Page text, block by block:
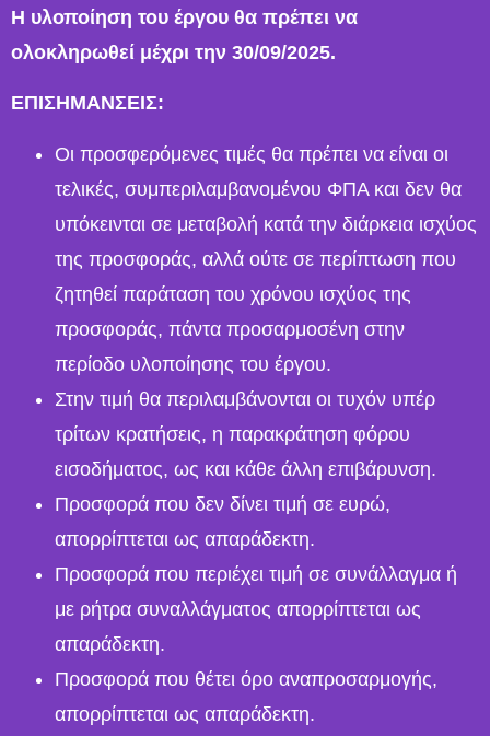
Η υλοποίηση του έργου θα πρέπει να
ολοκληρωθεί μέχρι την 30/09/2025.
ΕΠΙΣΗΜΑΝΣΕΙΣ:
Οι προσφερόμενες τιμές θα πρέπει να είναι οι
τελικές, συμπεριλαμβανομένου ΦΠΑ και δεν θα
υπόκεινται σε μεταβολή κατά την διάρκεια ισχύος
της προσφοράς, αλλά ούτε σε περίπτωση που
ζητηθεί παράταση του χρόνου ισχύος της
προσφοράς, πάντα προσαρμοσένη στην
περίοδο υλοποίησης του έργου.
Στην τιμή θα περιλαμβάνονται οι τυχόν υπέρ
τρίτων κρατήσεις, η παρακράτηση φόρου
εισοδήματος, ως και κάθε άλλη επιβάρυνση.
Προσφορά που δεν δίνει τιμή σε ευρώ,
απορρίπτεται ως απαράδεκτη.
Προσφορά που περιέχει τιμή σε συνάλλαγμα ή
με ρήτρα συναλλάγματος απορρίπτεται ως
απαράδεκτη.
Προσφορά που θέτει όρο αναπροσαρμογής,
απορρίπτεται ως απαράδεκτη.